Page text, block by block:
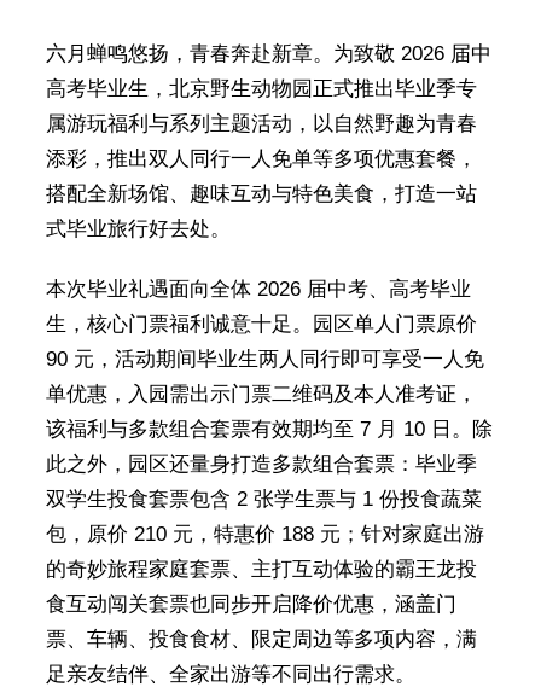
六月蝉鸣悠扬，青春奔赴新章。为致敬 2026 届中
高考毕业生，北京野生动物园正式推出毕业季专
属游玩福利与系列主题活动，以自然野趣为青春
添彩，推出双人同行一人免单等多项优惠套餐，
搭配全新场馆、趣味互动与特色美食，打造一站
式毕业旅行好去处。
本次毕业礼遇面向全体 2026 届中考、高考毕业
生，核心门票福利诚意十足。园区单人门票原价
90 元，活动期间毕业生两人同行即可享受一人免
单优惠，入园需出示门票二维码及本人准考证，
该福利与多款组合套票有效期均至 7 月 10 日。除
此之外，园区还量身打造多款组合套票：毕业季
双学生投食套票包含 2 张学生票与 1 份投食蔬菜
包，原价 210 元，特惠价 188 元；针对家庭出游
的奇妙旅程家庭套票、主打互动体验的霸王龙投
食互动闯关套票也同步开启降价优惠，涵盖门
票、车辆、投食食材、限定周边等多项内容，满
足亲友结伴、全家出游等不同出行需求。